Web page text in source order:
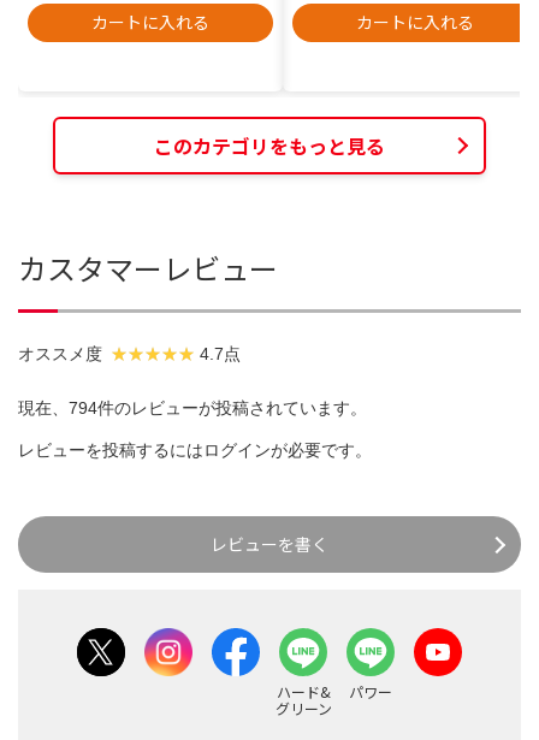
カートに入れる カートに入れる
このカテゴリをもっと見る
カスタマーレビュー
オススメ度 4.7点
現在、794件のレビューが投稿されています。
レビューを投稿するにはログインが必要です。
レビューを書く
ハード&
グリーン
パワー